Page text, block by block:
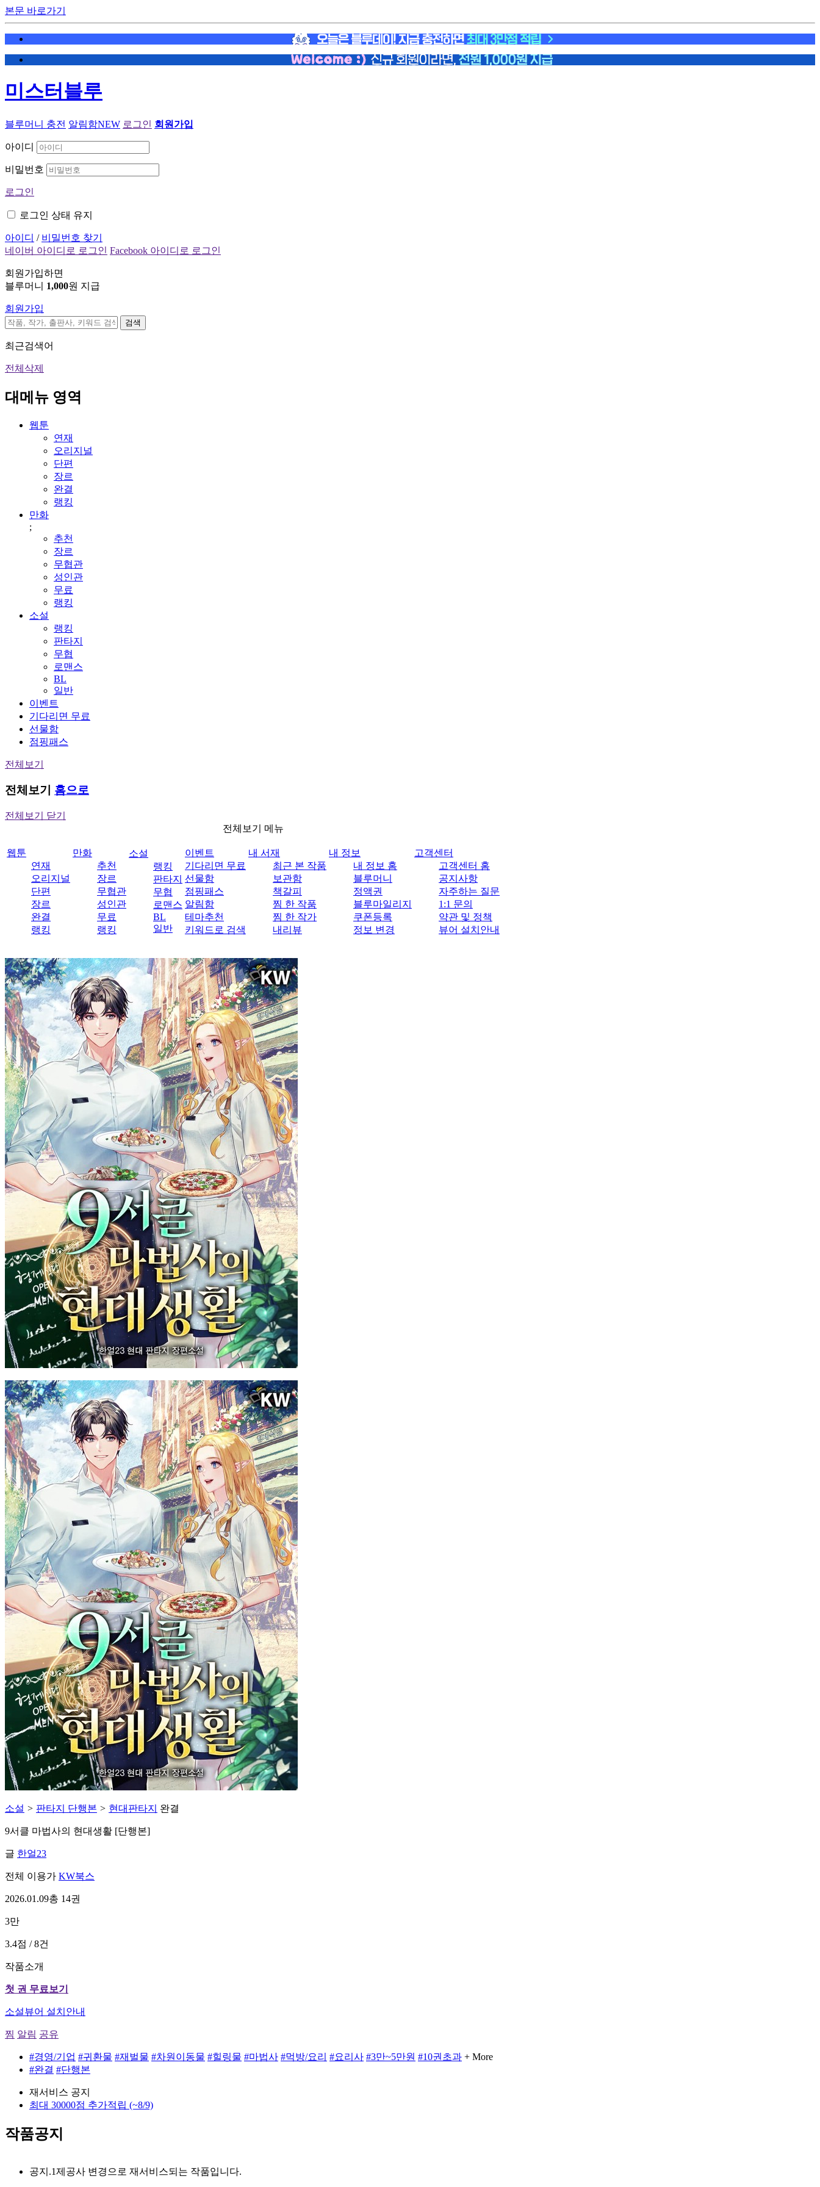
본문 바로가기
미스터블루
블루머니 충전 알림함NEW 로그인 회원가입
아이디
비밀번호
로그인
로그인 상태 유지
아이디 / 비밀번호 찾기
네이버 아이디로 로그인 Facebook 아이디로 로그인
회원가입하면
블루머니 1,000원 지급
회원가입
검색
최근검색어
전체삭제
대메뉴 영역
웹툰
연재
오리지널
단편
장르
완결
랭킹
만화
;
추천
장르
무협관
성인관
무료
랭킹
소설
랭킹
판타지
무협
로맨스
BL
일반
이벤트
기다리면 무료
선물함
점핑패스
전체보기
전체보기 홈으로
전체보기 닫기
전체보기 메뉴
웹툰
연재
오리지널
단편
장르
완결
랭킹
만화
추천
장르
무협관
성인관
무료
랭킹
소설
랭킹
판타지
무협
로맨스
BL
일반
이벤트
기다리면 무료
선물함
점핑패스
알림함
테마추천
키워드로 검색
내 서재
최근 본 작품
보관함
책갈피
찜 한 작품
찜 한 작가
내리뷰
내 정보
내 정보 홈
블루머니
정액권
블루마일리지
쿠폰등록
정보 변경
고객센터
고객센터 홈
공지사항
자주하는 질문
1:1 문의
약관 및 정책
뷰어 설치안내
소설 > 판타지 단행본 > 현대판타지 완결
9서클 마법사의 현대생활 [단행본]
글 한얼23
전체 이용가 KW북스
2026.01.09총 14권
3만
3.4점 / 8건
작품소개
첫 권 무료보기
소설뷰어 설치안내
찜 알림 공유
#경영/기업 #귀환물 #재벌물 #차원이동물 #힐링물 #마법사 #먹방/요리 #요리사 #3만~5만원 #10권초과 + More
#완결 #단행본
재서비스 공지
최대 30000점 추가적립 (~8/9)
작품공지
공지.1제공사 변경으로 재서비스되는 작품입니다.